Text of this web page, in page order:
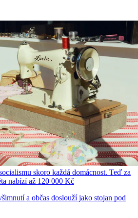
skoro každá domácnost. Teď za
nabízí až 120 000 Kč
a občas doslouží jako stojan pod